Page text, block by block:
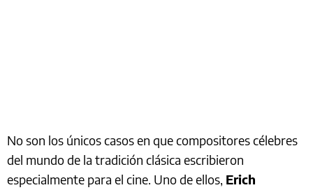
No son los únicos casos en que compositores célebres
del mundo de la tradición clásica escribieron
especialmente para el cine. Uno de ellos, Erich